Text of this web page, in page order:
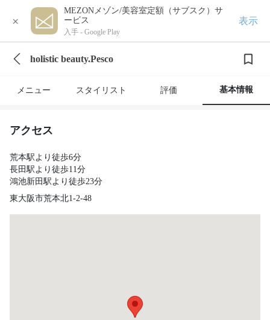
×
MEZONメゾン/美容室定額（サブスク）サ
ービス
入手 - Google Play
表示
holistic beauty.Pesco
メニュー スタイリスト 評価 基本情報
アクセス
荒本駅より徒歩6分
長田駅より徒歩11分
鴻池新田駅より徒歩23分
東大阪市荒本北1-2-48